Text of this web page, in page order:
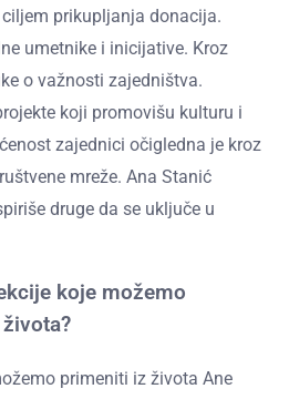
prikupljanja donacija.
umetnike i inicijative. Kroz
o važnosti zajedništva.
koji promovišu kulturu i
zajednici očigledna je kroz
mreže. Ana Stanić
druge da se uključe u
koje možemo
primeniti iz života Ane